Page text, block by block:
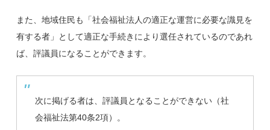
また、地域住民も「社会福祉法人の適正な運営に必要な識見を
有する者」として適正な手続きにより選任されているのであれ
ば、評議員になることができます。
次に掲げる者は、評議員となることができない（社
会福祉法第40条2項）。